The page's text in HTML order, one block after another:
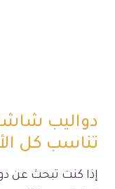
دواليب
تناسب كل
إذا كنت تبحث